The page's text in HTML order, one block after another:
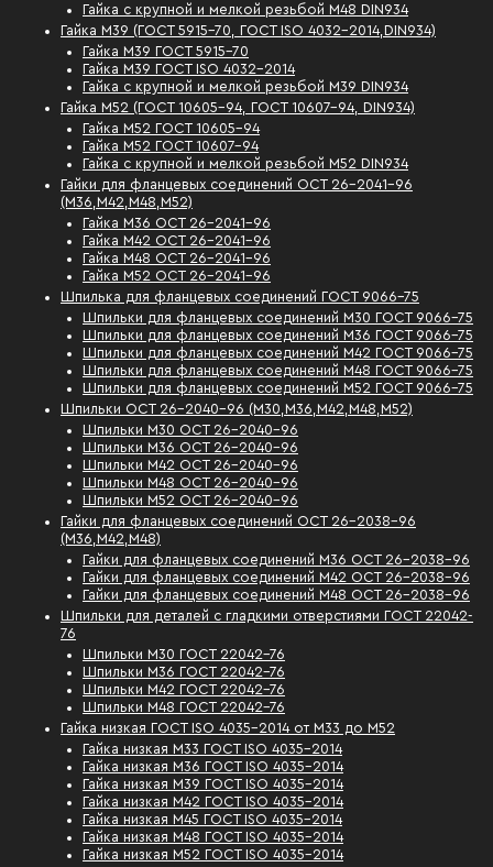
Гайка с крупной и мелкой резьбой М48 DIN934
Гайка М39 (ГОСТ 5915-70, ГОСТ ISO 4032-2014,DIN934)
Гайка М39 ГОСТ 5915-70
Гайка М39 ГОСТ ISO 4032-2014
Гайка с крупной и мелкой резьбой М39 DIN934
Гайка М52 (ГОСТ 10605-94, ГОСТ 10607-94, DIN934)
Гайка М52 ГОСТ 10605-94
Гайка М52 ГОСТ 10607-94
Гайка с крупной и мелкой резьбой М52 DIN934
Гайки для фланцевых соединений ОСТ 26-2041-96
(М36,М42,М48,М52)
Гайка М36 ОСТ 26-2041-96
Гайка М42 ОСТ 26-2041-96
Гайка М48 ОСТ 26-2041-96
Гайка М52 ОСТ 26-2041-96
Шпилька для фланцевых соединений ГОСТ 9066-75
Шпильки для фланцевых соединений М30 ГОСТ 9066-75
Шпильки для фланцевых соединений М36 ГОСТ 9066-75
Шпильки для фланцевых соединений М42 ГОСТ 9066-75
Шпильки для фланцевых соединений М48 ГОСТ 9066-75
Шпильки для фланцевых соединений М52 ГОСТ 9066-75
Шпильки ОСТ 26-2040-96 (М30,М36,М42,М48,М52)
Шпильки М30 ОСТ 26-2040-96
Шпильки М36 ОСТ 26-2040-96
Шпильки М42 ОСТ 26-2040-96
Шпильки М48 ОСТ 26-2040-96
Шпильки М52 ОСТ 26-2040-96
Гайки для фланцевых соединений ОСТ 26-2038-96
(М36,М42,М48)
Гайки для фланцевых соединений М36 ОСТ 26-2038-96
Гайки для фланцевых соединений М42 ОСТ 26-2038-96
Гайки для фланцевых соединений М48 ОСТ 26-2038-96
Шпильки для деталей с гладкими отверстиями ГОСТ 22042-
76
Шпильки М30 ГОСТ 22042-76
Шпильки М36 ГОСТ 22042-76
Шпильки М42 ГОСТ 22042-76
Шпильки М48 ГОСТ 22042-76
Гайка низкая ГОСТ ISO 4035-2014 от М33 до М52
Гайка низкая М33 ГОСТ ISO 4035-2014
Гайка низкая М36 ГОСТ ISO 4035-2014
Гайка низкая М39 ГОСТ ISO 4035-2014
Гайка низкая М42 ГОСТ ISO 4035-2014
Гайка низкая М45 ГОСТ ISO 4035-2014
Гайка низкая М48 ГОСТ ISO 4035-2014
Гайка низкая М52 ГОСТ ISO 4035-2014